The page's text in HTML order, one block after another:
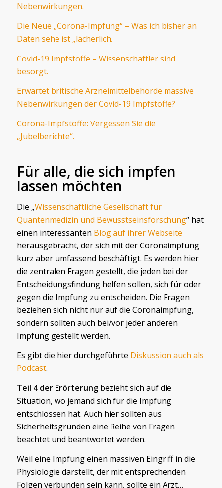
Nebenwirkungen.
Die Neue „Corona-Impfung“ – Was ich bisher an
Daten sehe ist „lächerlich.
Covid-19 Impfstoffe – Wissenschaftler sind
besorgt.
Erwartet britische Arzneimittelbehörde massive
Nebenwirkungen der Covid-19 Impfstoffe?
Corona-Impfstoffe: Vergessen Sie die
„Jubelberichte“.
Für alle, die sich impfen
lassen möchten
Die „Wissenschaftliche Gesellschaft für
Quantenmedizin und Bewusstseinsforschung“ hat
einen interessanten Blog auf ihrer Webseite
herausgebracht, der sich mit der Coronaimpfung
kurz aber umfassend beschäftigt. Es werden hier
die zentralen Fragen gestellt, die jeden bei der
Entscheidungsfindung helfen sollen, sich für oder
gegen die Impfung zu entscheiden. Die Fragen
beziehen sich nicht nur auf die Coronaimpfung,
sondern sollten auch bei/vor jeder anderen
Impfung gestellt werden.
Es gibt die hier durchgeführte Diskussion auch als
Podcast.
Teil 4 der Erörterungbezieht sich auf die
Situation, wo jemand sich für die Impfung
entschlossen hat. Auch hier sollten aus
Sicherheitsgründen eine Reihe von Fragen
beachtet und beantwortet werden.
Weil eine Impfung einen massiven Eingriff in die
Physiologie darstellt, der mit entsprechenden
Folgen verbunden sein kann, sollte ein Arzt…